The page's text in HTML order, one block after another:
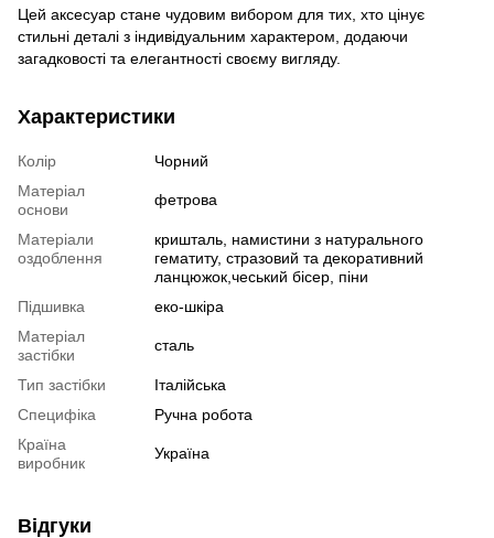
Цей аксесуар стане чудовим вибором для тих, хто цінує
стильні деталі з індивідуальним характером, додаючи
загадковості та елегантності своєму вигляду.
Характеристики
Колір
Чорний
Матеріал
основи
фетрова
Матеріали
оздоблення
кришталь, намистини з натурального
гематиту, стразовий та декоративний
ланцюжок,чеський бісер, піни
Підшивка
еко-шкіра
Матеріал
застібки
сталь
Тип застібки
Італійська
Специфіка
Ручна робота
Країна
виробник
Україна
Відгуки